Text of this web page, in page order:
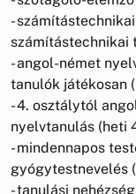
-
számítástechnikai
- angol-német
tanulók játékosan
- 4. osztálytól
nyelvtanulás (heti
- mindennapos
gyógytestnevelés
- tanulási